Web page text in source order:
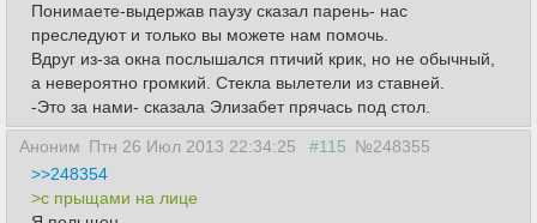
Понимаете-выдержав паузу сказал парень- нас
преследуют и только вы можете нам помочь.
Вдруг из-за окна послышался птичий крик, но не обычный,
а невероятно громкий. Стекла вылетели из ставней.
-Это за нами- сказала Элизабет прячась под стол.
Аноним Птн 26 Июл 2013 22:34:25 #115 №248355
>>248354
>с прыщами на лице